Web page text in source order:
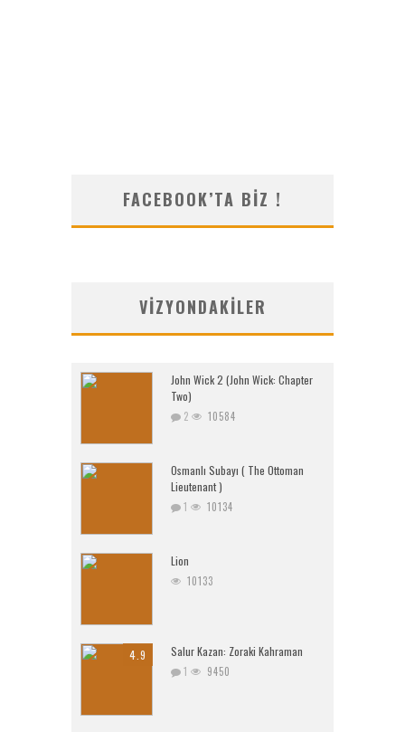
FACEBOOK’TA BIZ !
VIZYONDAKILER
John Wick 2 (John Wick: Chapter
Two)
2 10584
Osmanlı Subayı ( The Ottoman
Lieutenant )
1 10134
Lion
10133
4.9 Salur Kazan: Zoraki Kahraman
1 9450